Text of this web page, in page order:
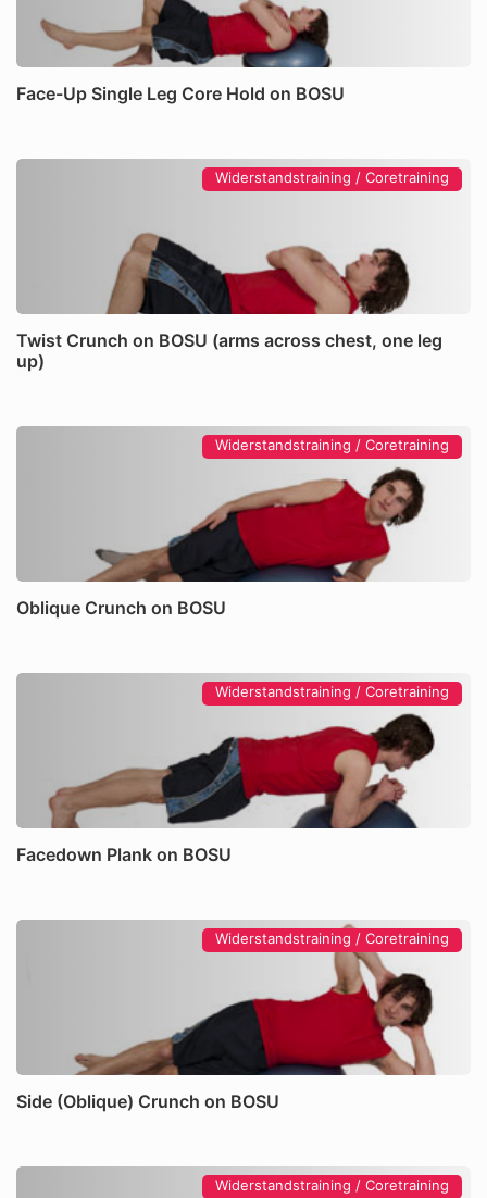
Face-Up Single Leg Core Hold on BOSU
Widerstandstraining / Coretraining
Twist Crunch on BOSU (arms across chest, one leg
up)
Widerstandstraining / Coretraining
Oblique Crunch on BOSU
Widerstandstraining / Coretraining
Facedown Plank on BOSU
Widerstandstraining / Coretraining
Side (Oblique) Crunch on BOSU
Widerstandstraining / Coretraining